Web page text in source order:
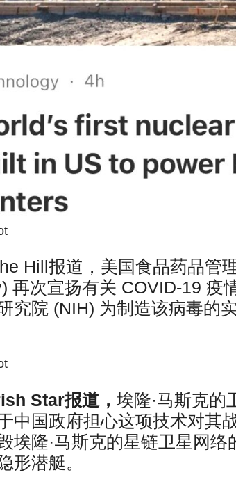
Hill报道，美国食品药品管
再次宣扬有关 COVID-19 疫
究院 (NIH) 为制造该病毒的
Star报道， 埃隆·马斯克的
中国政府担心这项技术对其
埃隆·马斯克的星链卫星网
形潜艇。